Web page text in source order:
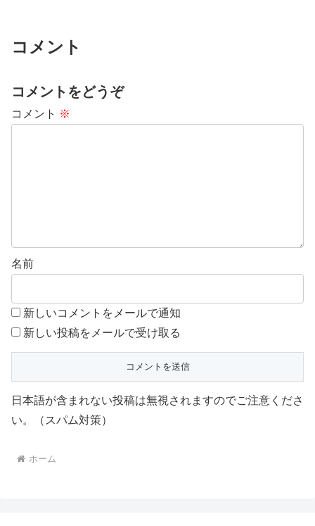
コメント
コメントをどうぞ
コメント ※
名前
新しいコメントをメールで通知
新しい投稿をメールで受け取る
日本語が含まれない投稿は無視されますのでご注意くださ
い。（スパム対策）
ホーム